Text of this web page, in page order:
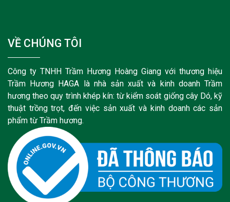
VỀ CHÚNG TÔI
Công ty TNHH Trầm Hương Hoàng Giang với thương hiệu
Trầm Hương HAGA là nhà sản xuất và kinh doanh Trầm
hương theo quy trình khép kín: từ kiểm soát giống cây Dó, kỹ
thuật trồng trọt, đến việc sản xuất và kinh doanh các sản
phẩm từ Trầm hương.